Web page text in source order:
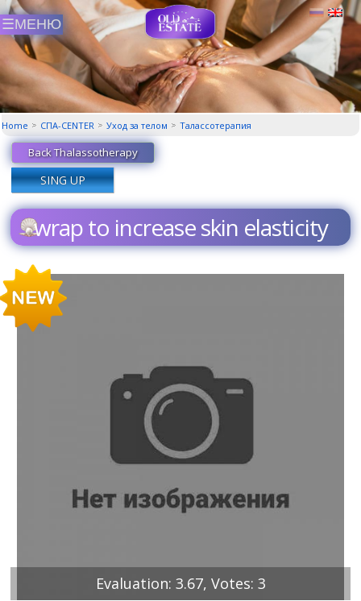
Home СПА-CENTER Уход за телом Талассотерапия
Back Thalassotherapy
SING UP
wrap to increase skin elasticity
Evaluation: 3.67, Votes: 3